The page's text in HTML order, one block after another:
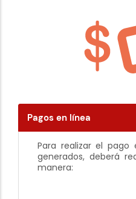
Pagos en línea
Para realizar el
generados, deberá
manera: